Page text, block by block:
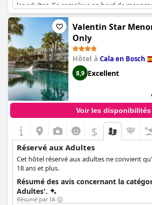
les adultes. Ce complexe en bord de mer
piscines et options de restauration, avec
et un restaurant accessibles aux enfants,
environnement calme. Pour ceux qui
expérience plus exclusive, le bar et les autres
sont réservés aux adultes. Dans l'ensemble,
offre une excellente option pour les adultes à
vacances relaxantes.
Valentin Star
Only
Hôtel à Cala en Bosch
8,9 Excellent
Voir les disponibilités
$
Réservé aux Adultes
Cet hôtel réservé aux adultes ne convient
18 ans et plus.
Résumé des avis concernant la
Adultes'.
Résumé par IA